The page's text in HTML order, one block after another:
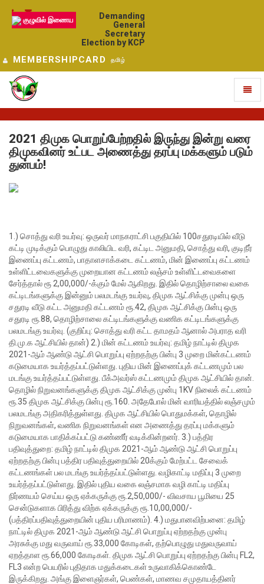
Demanding
General
Secretary
Election by KCP
MEMBERSHIPCARD தமிழ்
2021 திமுக பொறுப்பேற்றதில் இருந்து இன்று வரை
திமுகவினர் உட்பட அணைத்து தரப்பு மக்களும் படும்
துன்பம்!
1.) சொத்து வரி உயர்வு: ஒருவர் மாநகராட்சி பகுதியில் 100சதுரடியில் வீடு
கட்டி முடிக்கும் பொழுது காலியிட வரி, கட்டிட அனுமதி, சொத்து வரி, குடிநீர்
இணைப்பு கட்டணம், பாதாளசாக்கடை கட்டணம், மின் இணைப்பு கட்டணம்
உள்ளிட்டவைகளுக்கு முறையான கட்டணம் லஞ்சம் உள்ளிட்டவைகளை
சேர்த்தால் ரூ 2,00,000/-க்கும் மேல் ஆகிறது. இதில் தொழிற்சாலை வகை
கட்டிடங்களுக்கு இன்னும் பலமடங்கு உயர்வு, திமுக ஆட்சிக்கு முன்பு ஒரு
சதுரடி வீடு கட்ட அனுமதி கட்டணம் ரூ.42, திமுக ஆட்சிக்கு பின்பு ஒரு
சதுரடி ரூ.88, தொழிற்சாலை கட்டிடங்களுக்கு வணிக கட்டிடங்களுக்கு
பலமடங்கு உயர்வு. (குறிப்பு: சொத்து வரி கட்ட தாமதம் ஆனால் அபராத வரி
தி.மு.க ஆட்சியில் தான்) 2.) மின் கட்டணம் உயர்வு: தமிழ் நாட்டில் திமுக
2021-ஆம் ஆண்டு ஆட்சி பொறுப்பு ஏற்றதற்கு பின்பு 3 முறை மின்கட்டணம்
கடுமையாக உயர்த்தப்பட்டுள்ளது. புதிய மின் இணைப்புக் கட்டணமும் பல
மடங்கு உயர்த்தப்பட்டுள்ளது. பீக்அவர்ஸ் கட்டணமும் திமுக ஆட்சியில் தான்.
தொழில் நிறுவனங்களுக்கு திமுக ஆட்சிக்கு முன்பு 1KV நிலைக் கட்டணம்
ரூ.35 திமுக ஆட்சிக்கு பின்பு ரூ.160. அதேபோல் மின் வாரியத்தில் லஞ்சமும்
பலமடங்கு அதிகரித்துள்ளது. திமுக ஆட்சியில் பொதுமக்கள், தொழில்
நிறுவனங்கள், வணிக நிறுவனங்கள் என அணைத்து தரப்பு மக்களும்
கடுமையாக பாதிக்கப்பட்டு கண்ணீர் வடிக்கின்றனர். 3.) பத்திர
பதிவுத்துறை: தமிழ் நாட்டில் திமுக 2021-ஆம் ஆண்டு ஆட்சி பொறுப்பு
ஏற்றதற்கு பின்பு பத்திர பதிவுத்துறையில் 20க்கும் மேற்பட்ட சேவைக்
கட்டணங்கள் பல மடங்கு உயர்த்தப்பட்டுள்ளது. வழிகாட்டி மதிப்பு 3 முறை
உயர்த்தப்பட்டுள்ளது. இதில் புதிய வகை லஞ்சமாக வழி காட்டி மதிப்பு
நிர்ணயம் செய்ய ஒரு ஏக்கருக்கு ரூ.2,50,000/- விவசாய பூமியை 25
சென்டுகளாக பிரித்து விற்க ஏக்கருக்கு ரூ.10,00,000/-
(பத்திரப்பதிவுத்துறையின் புதிய பரிமாணம்). 4.) மதுபானவிற்பனை: தமிழ்
நாட்டில் திமுக 2021-ஆம் ஆண்டு ஆட்சி பொறுப்பு ஏற்றதற்கு முன்பு
அரசுக்கு மது வருவாய் ரூ.33,000 கோடிகள், தற்பொழுது மதுவருவாய்
ஏறத்தாள ரூ.66,000 கோடிகள். திமுக ஆட்சி பொறுப்பு ஏற்றதற்கு பின்பு FL2,
FL3 என்ற பெயரில் புதிதாக மதுக்கடைகள் உருவாகிக்கொண்டே
இருக்கிறது. அங்கு இளைஞர்கள், பெண்கள், மாணவ சமுதாயத்தினர்
குழுவில் இணைய